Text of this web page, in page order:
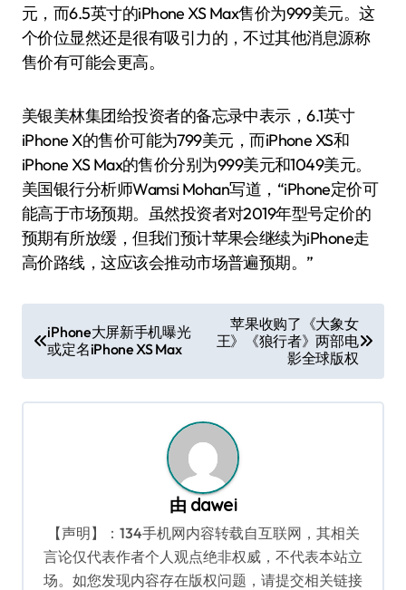
元，而6.5英寸的iPhone XS Max售价为999美元。这
个价位显然还是很有吸引力的，不过其他消息源称
售价有可能会更高。
美银美林集团给投资者的备忘录中表示，6.1英寸
iPhone X的售价可能为799美元，而iPhone XS和
iPhone XS Max的售价分别为999美元和1049美元。
美国银行分析师Wamsi Mohan写道，“iPhone定价可
能高于市场预期。虽然投资者对2019年型号定价的
预期有所放缓，但我们预计苹果会继续为iPhone走
高价路线，这应该会推动市场普遍预期。”
章
导
航
iPhone大屏新手机曝光
或定名iPhone XS Max
苹果收购了《大象女
王》《狼行者》两部电
影全球版权
由 dawei
【声明】：134手机网内容转载自互联网，其相关
言论仅代表作者个人观点绝非权威，不代表本站立
场。如您发现内容存在版权问题，请提交相关链接